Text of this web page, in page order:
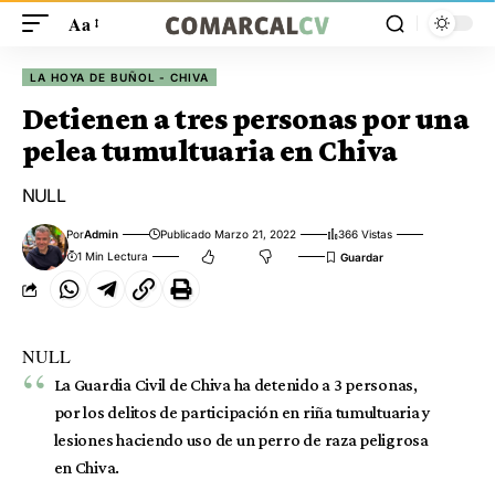
Aa
LA HOYA DE BUÑOL - CHIVA
Detienen a tres personas por una
pelea tumultuaria en Chiva
NULL
PorAdmin Publicado Marzo 21, 2022
366 Vistas
1 Min Lectura
NULL
La Guardia Civil de Chiva ha detenido a 3 personas,
por los delitos de participación en riña tumultuaria y
lesiones haciendo uso de un perro de raza peligrosa
en Chiva.